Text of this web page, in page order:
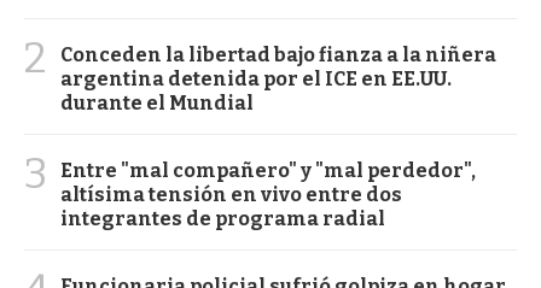
2
Conceden la libertad bajo fianza a la niñera
argentina detenida por el ICE en EE.UU.
durante el Mundial
3
Entre "mal compañero" y "mal perdedor",
altísima tensión en vivo entre dos
integrantes de programa radial